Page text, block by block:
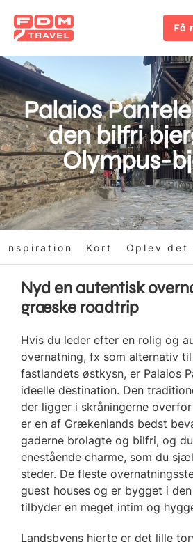
Gå
hovedindhold
Få
Palaios
den bilfri
Olympus-
Inspiration Kort Oplev
Nyd en autentisk
græske roadtrip
Hvis du leder efter en rolig og
overnatning, fx som alternativ
fastlandets østkysn, er Palaios
ideelle destination. Den
der ligger i skråningerne
er en af Grækenlands bedst
gaderne brolagte og bilfri, og
enestående charme, som du
steder. De fleste
guest houses og er bygget i
tilbyder en meget intim og
Landsbyens hjerte er det lille